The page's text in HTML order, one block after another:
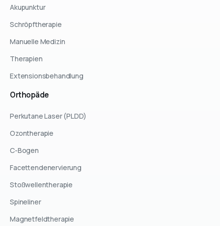
Akupunktur
Schröpftherapie
Manuelle Medizin
Therapien
Extensionsbehandlung
Orthopäde
Perkutane Laser (PLDD)
Ozontherapie
C-Bogen
Facettendenervierung
Stoßwellentherapie
Spineliner
Magnetfeldtherapie